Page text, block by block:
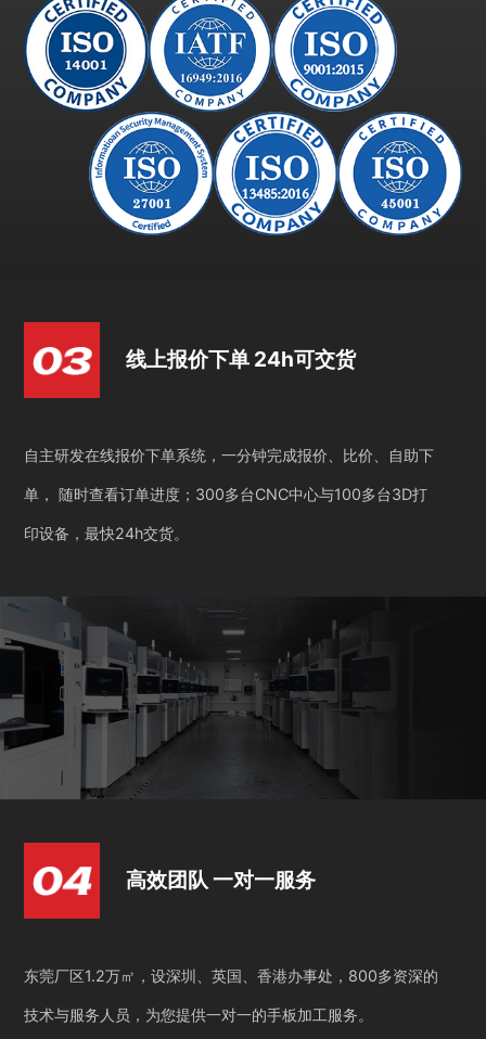
线上报价下单 24h可交货
自主研发在线报价下单系统，一分钟完成报价、比价、自助下
单， 随时查看订单进度；300多台CNC中心与100多台3D打
印设备，最快24h交货。
高效团队 一对一服务
东莞厂区1.2万㎡，设深圳、英国、香港办事处，800多资深的
技术与服务人员，为您提供一对一的手板加工服务。